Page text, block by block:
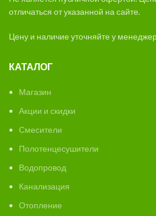
отличаться от указанной на сайте.
Цену и наличие уточняйте у
КАТАЛОГ
Магазин
Акции и скидки
Смесители
Полотенцесушители
Водопровод
Канализация
Отопление